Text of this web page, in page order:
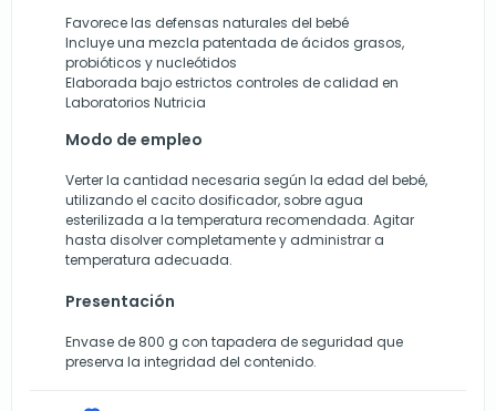
Favorece las defensas naturales del bebé
Incluye una mezcla patentada de ácidos grasos,
probióticos y nucleótidos
Elaborada bajo estrictos controles de calidad en
Laboratorios Nutricia
Modo de empleo
Verter la cantidad necesaria según la edad del bebé,
utilizando el cacito dosificador, sobre agua
esterilizada a la temperatura recomendada. Agitar
hasta disolver completamente y administrar a
temperatura adecuada.
Presentación
Envase de 800 g con tapadera de seguridad que
preserva la integridad del contenido.